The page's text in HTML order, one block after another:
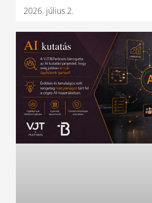
2026. július 2.